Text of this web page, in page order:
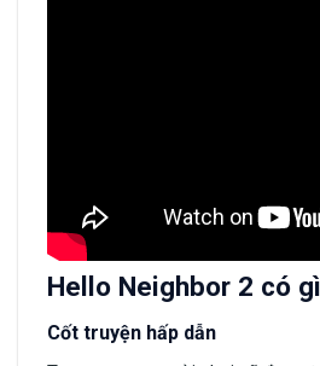
Hello Neighbor 2 có
Cốt truyện hấp dẫn